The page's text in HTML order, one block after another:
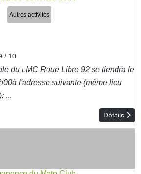
Autres activités
/ 10
du LMC Roue Libre 92 se tiendra le
l'adresse suivante (même lieu
...
Détails